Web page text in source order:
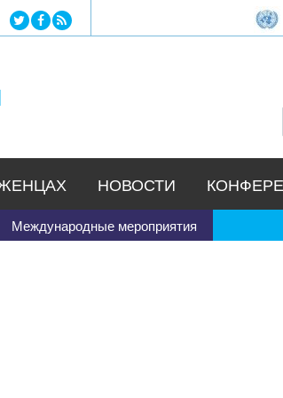
Jump to navigation
Международные мероприятия
НОВОСТИ